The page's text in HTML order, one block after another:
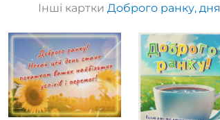
Інші карткиДоброго ранку, дня